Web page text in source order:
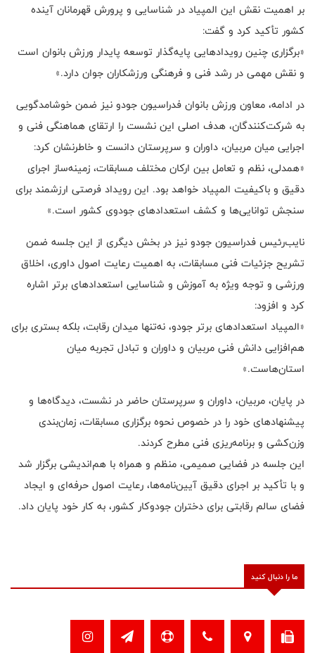
بر اهمیت نقش این المپیاد در شناسایی و پرورش قهرمانان آینده
کشور تأکید کرد و گفت:
«برگزاری چنین رویدادهایی پایه‌گذار توسعه پایدار ورزش بانوان است
و نقش مهمی در رشد فنی و فرهنگی ورزشکاران جوان دارد.»
در ادامه، معاون ورزش بانوان فدراسیون جودو نیز ضمن خوشامدگویی
به شرکت‌کنندگان، هدف اصلی این نشست را ارتقای هماهنگی فنی و
اجرایی میان مربیان، داوران و سرپرستان دانست و خاطرنشان کرد:
«همدلی، نظم و تعامل بین ارکان مختلف مسابقات، زمینه‌ساز اجرای
دقیق و باکیفیت المپیاد خواهد بود. این رویداد فرصتی ارزشمند برای
سنجش توانایی‌ها و کشف استعدادهای جودوی کشور است.»
نایب‌رئیس فدراسیون جودو نیز در بخش دیگری از این جلسه ضمن
تشریح جزئیات فنی مسابقات، به اهمیت رعایت اصول داوری، اخلاق
ورزشی و توجه ویژه به آموزش و شناسایی استعدادهای برتر اشاره
کرد و افزود:
«المپیاد استعدادهای برتر جودو، نه‌تنها میدان رقابت، بلکه بستری برای
هم‌افزایی دانش فنی مربیان و داوران و تبادل تجربه میان
استان‌هاست.»
در پایان، مربیان، داوران و سرپرستان حاضر در نشست، دیدگاه‌ها و
پیشنهادهای خود را در خصوص نحوه برگزاری مسابقات، زمان‌بندی
وزن‌کشی و برنامه‌ریزی فنی مطرح کردند.
این جلسه در فضایی صمیمی، منظم و همراه با هم‌اندیشی برگزار شد
و با تأکید بر اجرای دقیق آیین‌نامه‌ها، رعایت اصول حرفه‌ای و ایجاد
فضای سالم رقابتی برای دختران جودوکار کشور، به کار خود پایان داد.
ما را دنبال کنید